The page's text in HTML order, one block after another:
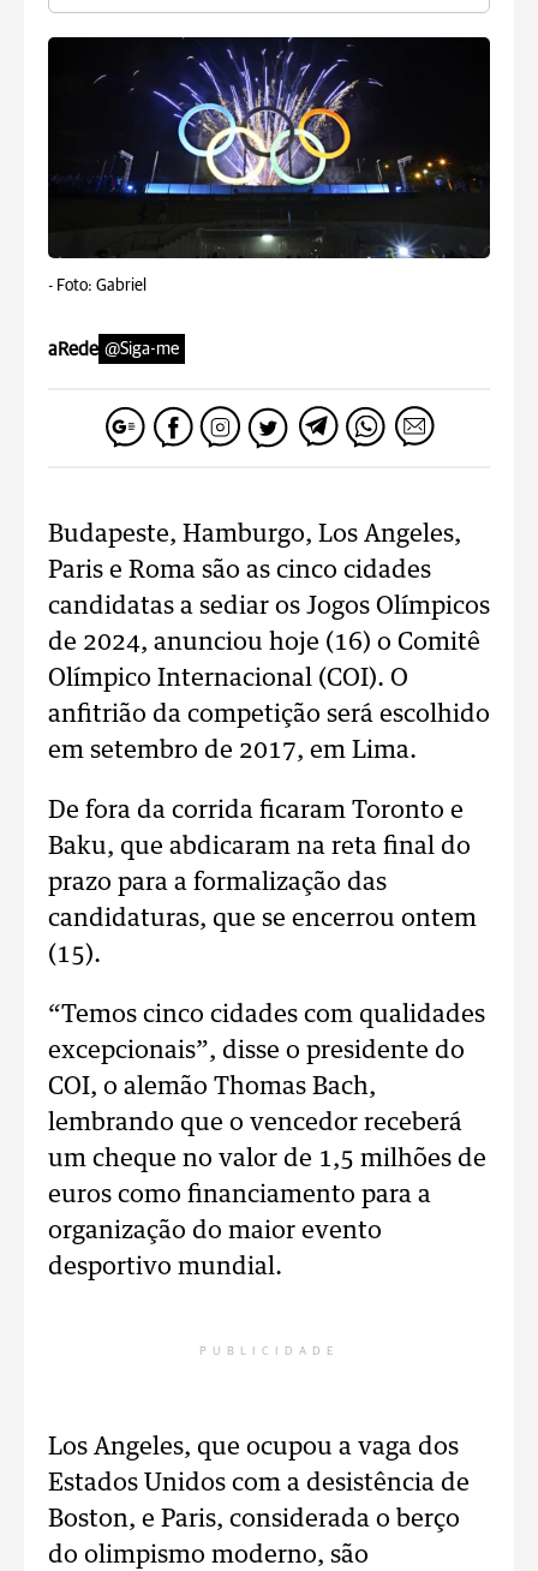
- Foto: Gabriel
aRede @Siga-me
Budapeste, Hamburgo, Los Angeles,
Paris e Roma são as cinco cidades
candidatas a sediar os Jogos Olímpicos
de 2024, anunciou hoje (16) o Comitê
Olímpico Internacional (COI). O
anfitrião da competição será escolhido
em setembro de 2017, em Lima.
De fora da corrida ficaram Toronto e
Baku, que abdicaram na reta final do
prazo para a formalização das
candidaturas, que se encerrou ontem
(15).
“Temos cinco cidades com qualidades
excepcionais”, disse o presidente do
COI, o alemão Thomas Bach,
lembrando que o vencedor receberá
um cheque no valor de 1,5 milhões de
euros como financiamento para a
organização do maior evento
desportivo mundial.
PUBLICIDADE
Los Angeles, que ocupou a vaga dos
Estados Unidos com a desistência de
Boston, e Paris, considerada o berço
do olimpismo moderno, são